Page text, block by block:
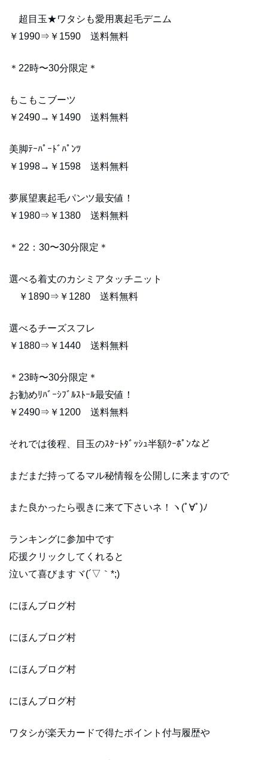
超目玉★ワタシも愛用裏起毛デニム
￥1990⇒￥1590 送料無料
＊22時〜30分限定＊
もこもこブーツ
￥2490→￥1490 送料無料
美脚ﾃｰﾊﾟｰﾄﾞﾊﾟﾝﾂ
￥1998→￥1598 送料無料
夢展望裏起毛パンツ最安値！
￥1980⇒￥1380 送料無料
＊22：30〜30分限定＊
選べる着丈のカシミアタッチニット
￥1890⇒￥1280 送料無料
選べるチーズスフレ
￥1880⇒￥1440 送料無料
＊23時〜30分限定＊
お勧めﾘﾊﾞｰｼﾌﾞﾙｽﾄｰﾙ最安値！
￥2490⇒￥1200 送料無料
それでは後程、目玉のｽﾀｰﾄﾀﾞｯｼｭ半額ｸｰﾎﾟﾝなど
まだまだ持ってるマル秘情報を公開しに来ますので
また良かったら覗きに来て下さいネ！ヽ(ﾟ∀ﾟ)ﾉ
ランキングに参加中です
応援クリックしてくれると
泣いて喜びますヾ(´▽｀*;)ゝ
にほんブログ村
にほんブログ村
にほんブログ村
にほんブログ村
ワタシが楽天カードで得たポイント付与履歴や